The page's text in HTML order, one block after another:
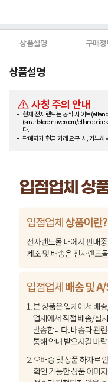
상품설명 구매정
상품설명
사칭 주의 안내
현재 전자랜드는 공식 사이트
(smartstore.naver.com/
다.
판매자가 현금 거래 요구 시, 거부하